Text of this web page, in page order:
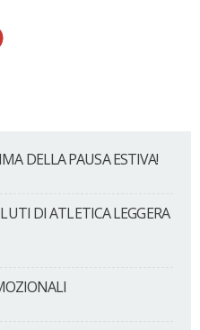
DELLA PAUSA ESTIVA!
DI ATLETICA LEGGERA